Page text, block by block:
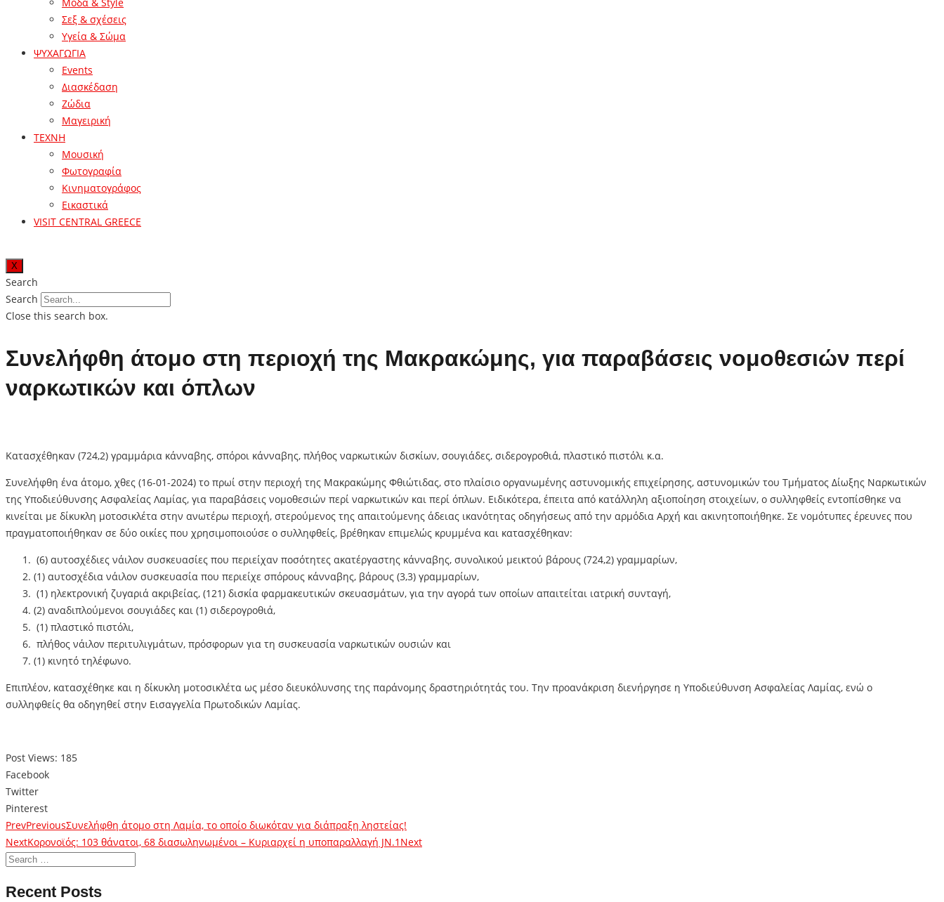
Σεξ & σχέσεις
Υγεία & Σώμα
ΨΥΧΑΓΩΓΙΑ
Events
Διασκέδαση
Ζώδια
Μαγειρική
ΤΕΧΝΗ
Μουσική
Φωτογραφία
Κινηματογράφος
Εικαστικά
VISIT CENTRAL GREECE
X
Search
Search
Close this search box.
Συνελήφθη άτομο στη περιοχή της Μακρακώμης, για παραβάσεις νομοθεσιών περί
ναρκωτικών και όπλων
Κατασχέθηκαν (724,2) γραμμάρια κάνναβης, σπόροι κάνναβης, πλήθος ναρκωτικών δισκίων, σουγιάδες, σιδερογροθιά, πλαστικό πιστόλι κ.α.
Συνελήφθη ένα άτομο, χθες (16-01-2024) το πρωί στην περιοχή της Μακρακώμης Φθιώτιδας, στο πλαίσιο οργανωμένης αστυνομικής επιχείρησης, αστυνομικών του Τμήματος Δίωξης Ναρκωτικών
της Υποδιεύθυνσης Ασφαλείας Λαμίας, για παραβάσεις νομοθεσιών περί ναρκωτικών και περί όπλων. Ειδικότερα, έπειτα από κατάλληλη αξιοποίηση στοιχείων, ο συλληφθείς εντοπίσθηκε να
κινείται με δίκυκλη μοτοσικλέτα στην ανωτέρω περιοχή, στερούμενος της απαιτούμενης άδειας ικανότητας οδηγήσεως από την αρμόδια Αρχή και ακινητοποιήθηκε. Σε νομότυπες έρευνες που
πραγματοποιήθηκαν σε δύο οικίες που χρησιμοποιούσε ο συλληφθείς, βρέθηκαν επιμελώς κρυμμένα και κατασχέθηκαν:
(6) αυτοσχέδιες νάιλον συσκευασίες που περιείχαν ποσότητες ακατέργαστης κάνναβης, συνολικού μεικτού βάρους (724,2) γραμμαρίων,
(1) αυτοσχέδια νάιλον συσκευασία που περιείχε σπόρους κάνναβης, βάρους (3,3) γραμμαρίων,
(1) ηλεκτρονική ζυγαριά ακριβείας, (121) δισκία φαρμακευτικών σκευασμάτων, για την αγορά των οποίων απαιτείται ιατρική συνταγή,
(2) αναδιπλούμενοι σουγιάδες και (1) σιδερογροθιά,
(1) πλαστικό πιστόλι,
πλήθος νάιλον περιτυλιγμάτων, πρόσφορων για τη συσκευασία ναρκωτικών ουσιών και
(1) κινητό τηλέφωνο.
Επιπλέον, κατασχέθηκε και η δίκυκλη μοτοσικλέτα ως μέσο διευκόλυνσης της παράνομης δραστηριότητάς του. Την προανάκριση διενήργησε η Υποδιεύθυνση Ασφαλείας Λαμίας, ενώ ο
συλληφθείς θα οδηγηθεί στην Εισαγγελία Πρωτοδικών Λαμίας.
Post Views: 185
Facebook
Twitter
Pinterest
PrevPreviousΣυνελήφθη άτομο στη Λαμία, το οποίο διωκόταν για διάπραξη ληστείας!
NextΚορονοϊός: 103 θάνατοι, 68 διασωληνωμένοι – Κυριαρχεί η υποπαραλλαγή JN.1 Next
Recent Posts